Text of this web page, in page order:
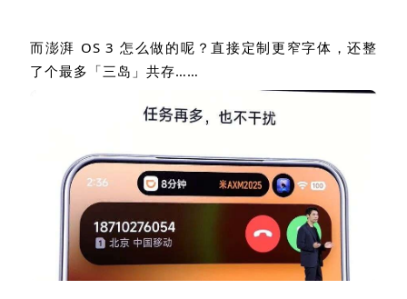
而澎湃 OS 3怎么做的呢？直接定制更窄字体，还整
了个最多「三岛」共存……